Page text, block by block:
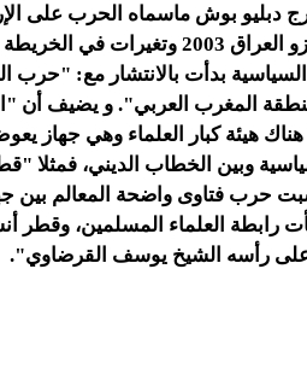
إعلان جورج دبليو بوش ماسماه الحرب على
الحرب إلى عملية غزو أفغانستان 2001 وعملية غزو العراق 2003
المغرب العربي". و يضيف أن
هيئة كبار العلماء وهي جهاز
وبين الخطاب الديني، فمثلا
حرب فتاوى واضحة المعالم بين
رابطة العلماء المسلمين، وقطر
على رأسه الشيخ يوسف القرضاوي".